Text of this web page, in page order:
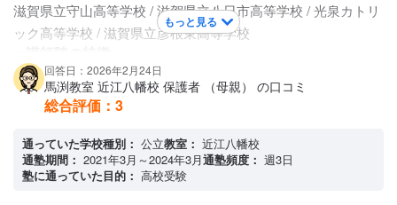
滋賀県立守山高等学校 / 滋賀県立八日市高等学校 / 光泉カトリ
ック高等学校 / 滋賀県立彦根東高等学校
他の塾に比べてあっさりされていると思いました。駄目なも
のは駄目。良いものは良い。や模試の結果が悪くても絶対に
子供や保護者に何か言われる事はありません。次は頑張れ
よ！程度だと思います。少し物足りない事も何回もありこち
らから塾に色々聞きに行く事もありました。
カリキュラムについて
もっと見る
回答日：2026年2月24日
馬渕教室 近江八幡校 保護者 （母親） の口コミ
総合評価： 3
通っていた学校種別： 公立教室： 近江八幡校
通塾期間： 2021年3月～2024年3月通塾頻度： 週3日
塾に通っていた目的： 高校受験